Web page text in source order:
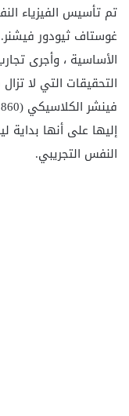
تم تأسيس الفيزياء
غوستاف ثيودور
الأساسية ، وأجرى
التحقيقات التي لا
فينشر الكلاسيكي
إليها على أنها بداية
النفس التجريبي.